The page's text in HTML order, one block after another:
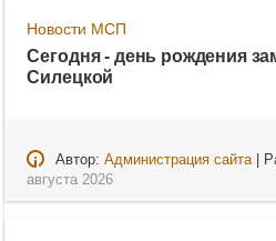
Новости МСП
Сегодня - день рождения
Силецкой
Автор: Администрация сайта|
августа 2026